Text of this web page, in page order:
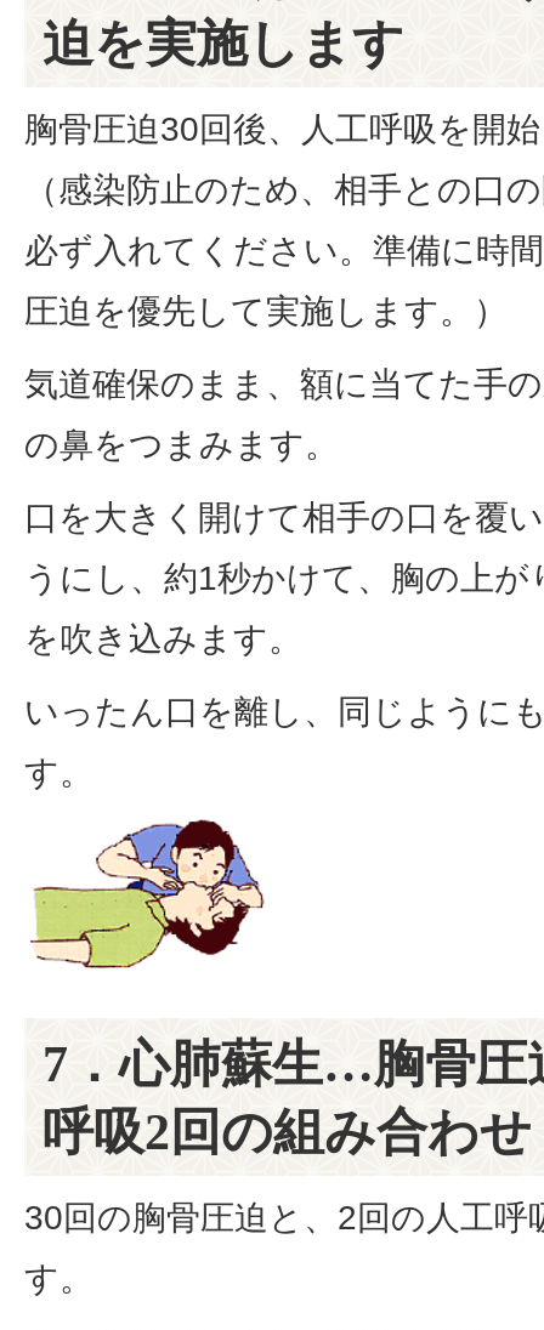
迫を実施します
胸骨圧迫30回後、人工呼吸を開
（感染防止のため、相手との口
必ず入れてください。準備に時
圧迫を優先して実施します。）
気道確保のまま、額に当てた手
の鼻をつまみます。
口を大きく開けて相手の口を覆
うにし、約1秒かけて、胸の上
を吹き込みます。
いったん口を離し、同じように
す。
7．心肺蘇生…胸骨圧
呼吸2回の組み合わせ
30回の胸骨圧迫と、2回の人工
す。